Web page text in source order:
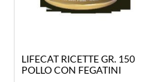
LIFECAT RICETTE GR. 150
POLLO CON FEGATINI